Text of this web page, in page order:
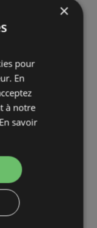
×
pour
En
à notre
En savoir